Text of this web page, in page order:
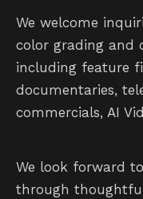
We welcome
color grading and
including feature
documentaries,
commercials, AI
We look forward
through